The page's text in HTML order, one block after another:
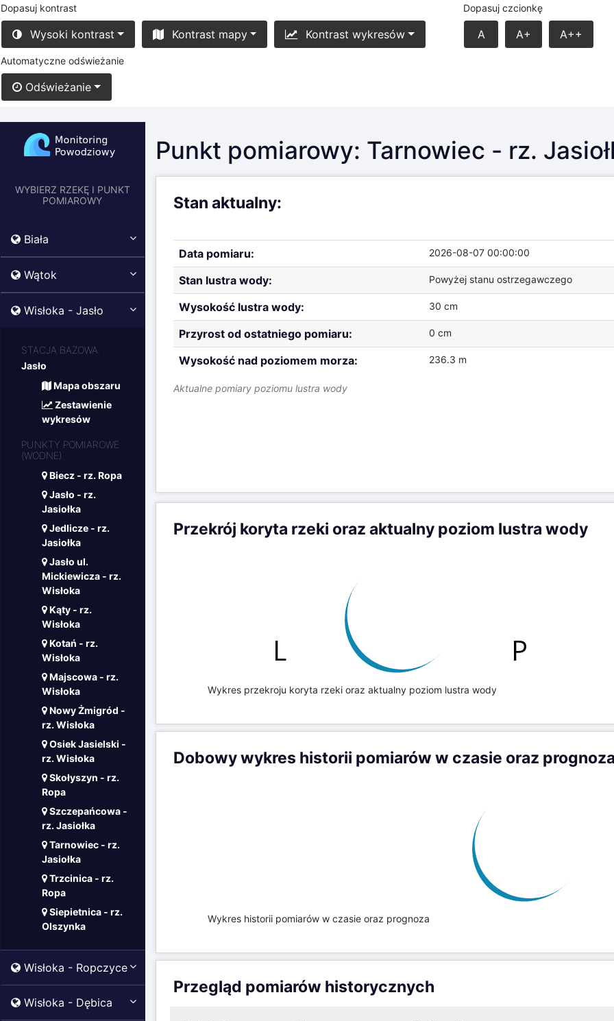
Dopasuj kontrast
Wysoki kontrast Kontrast mapy Kontrast wykresów
Dopasuj czcionkę
A A+ A++
Automatyczne odświeżanie
Odświeżanie
WYBIERZ RZEKĘ I PUNKT
POMIAROWY
Biała
Wątok
Wisłoka - Jasło
STACJA BAZOWA:
Jasło
Mapa obszaru
Zestawienie
wykresów
PUNKTY POMIAROWE
(WODNE)
Biecz - rz. Ropa
Jasło - rz.
Jasiołka
Jedlicze - rz.
Jasiołka
Jasło ul.
Mickiewicza - rz.
Wisłoka
Kąty - rz.
Wisłoka
Kotań - rz.
Wisłoka
Majscowa - rz.
Wisłoka
Nowy Żmigród -
rz. Wisłoka
Osiek Jasielski -
rz. Wisłoka
Skołyszyn - rz.
Ropa
Szczepańcowa -
rz. Jasiołka
Tarnowiec - rz.
Jasiołka
Trzcinica - rz.
Ropa
Siepietnica - rz.
Olszynka
Wisłoka - Ropczyce
Wisłoka - Dębica
Punkt pomiarowy: Tarnowiec - rz.
Stan aktualny:
Aktualne pomiary poziomu lustra wody
Data pomiaru: 2026-08-07 00:00:00
Stan lustra wody: Powyżej stanu ostrzegawczego
Wysokość lustra wody: 30 cm
Przyrost od ostatniego pomiaru: 0 cm
Wysokość nad poziomem morza: 236.3 m
Przekrój koryta rzeki oraz aktualny poziom lustra wody
Wykres przekroju koryta rzeki oraz aktualny poziom lustra wody
Dobowy wykres historii pomiarów w czasie oraz
Wykres historii pomiarów w czasie oraz prognoza
Przegląd pomiarów historycznych